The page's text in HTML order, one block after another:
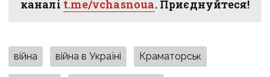
каналі t.me/vchasnoua. Приєднуйтеся!
війна війна в Україні Краматорськ